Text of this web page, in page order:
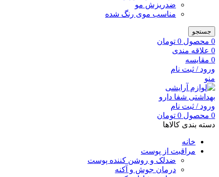
ضدریزش مو
مناسب موی رنگ شده
جستجو
0 محصول 0 تومان
0 علاقه مندی
0 مقایسه
ورود / ثبت نام
منو
ورود / ثبت نام
0 محصول 0 تومان
دسته بندی کالاها
خانه
مراقبت از پوست
ضدلک و روشن کننده پوست
درمان جوش و آکنه